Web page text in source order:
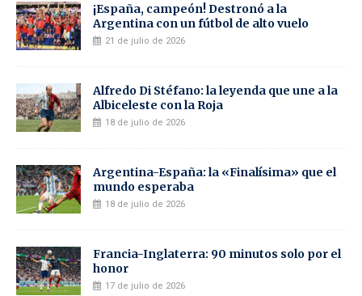
¡España, campeón! Destronó a la
Argentina con un fútbol de alto vuelo
21 de julio de 2026
Alfredo Di Stéfano: la leyenda que une a la
Albiceleste con la Roja
18 de julio de 2026
Argentina-España: la «Finalísima» que el
mundo esperaba
18 de julio de 2026
Francia-Inglaterra: 90 minutos solo por el
honor
17 de julio de 2026